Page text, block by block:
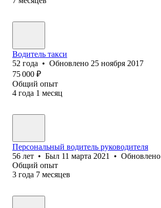
Водитель такси
52 года • Обновлено 25 ноября 2017
75 000 ₽
Общий опыт
4 года 1 месяц
Персональный водитель руководителя
56 лет • Был 11 марта 2021 • Обновлено
Общий опыт
3 года 7 месяцев